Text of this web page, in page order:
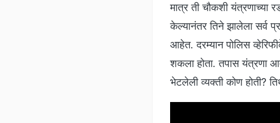
मात्र ती चौकशी यंत्रणाच्या
केल्यानंतर तिने झालेला सर्व
आहेत. दरम्यान पोलिस
शकला होता. तपास यंत्रणा
भेटलेली व्यक्ती कोण होती?